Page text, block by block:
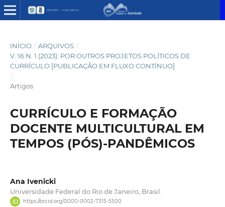
INÍCIO / ARQUIVOS /
V. 16 N. 1 (2023): POR OUTROS PROJETOS POLÍTICOS DE
CURRÍCULO [PUBLICAÇÃO EM FLUXO CONTÍNUO]
/
Artigos
CURRÍCULO E FORMAÇÃO
DOCENTE MULTICULTURAL EM
TEMPOS (PÓS)-PANDÊMICOS
Ana Ivenicki
Universidade Federal do Rio de Janeiro, Brasil.
https://orcid.org/0000-0002-7315-5500